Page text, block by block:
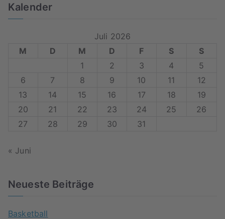
Kalender
Juli 2026
M
D M D F S
S
1
2 3 4
5
6
7 8 9 10 11
12
13
14 15 16 17 18
19
20
21 22 23 24 25
26
27
28 29 30 31
« Juni
Neueste Beiträge
Basketball